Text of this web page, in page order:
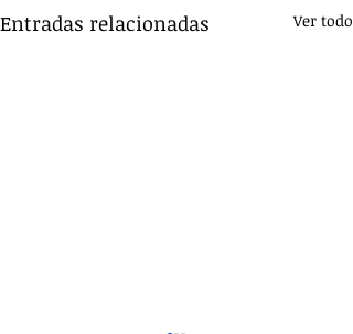
Entradas relacionadas Ver todo